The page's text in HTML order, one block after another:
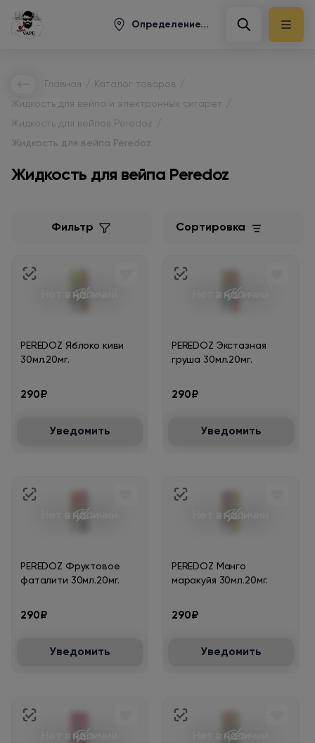
Определение...
Главная Каталог товаров
Жидкость для вейпа и электронных сигарет
Жидкость для вейпов Peredoz
Жидкость для вейпа Peredoz
Жидкость для вейпа Peredoz
Фильтр Сортировка
Нет в наличии
PEREDOZ Яблоко киви
30мл.20мг.
290₽
Уведомить
Нет в наличии
PEREDOZ Экстазная
груша 30мл.20мг.
290₽
Уведомить
Нет в наличии
PEREDOZ Фруктовое
фаталити 30мл.20мг.
290₽
Уведомить
Нет в наличии
PEREDOZ Манго
маракуйя 30мл.20мг.
290₽
Уведомить
Нет в наличии Нет в наличии